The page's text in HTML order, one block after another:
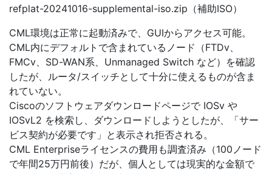
refplat-20241016-supplemental-iso.zip（補助ISO）
CML環境は正常に起動済みで、GUIからアクセス可能。
CML内にデフォルトで含まれているノード（FTDv、
FMCv、SD-WAN系、Unmanaged Switch など）を確認
したが、ルータ/スイッチとして十分に使えるものが含ま
れていない。
Ciscoのソフトウェアダウンロードページで IOSv や
IOSvL2 を検索し、ダウンロードしようとしたが、「サー
ビス契約が必要です」と表示され拒否される。
CML Enterpriseライセンスの費用も調査済み（100ノード
で年間25万円前後）だが、個人としては現実的な金額で